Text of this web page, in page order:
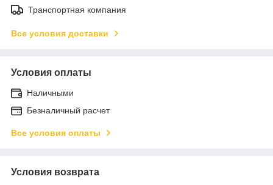
Транспортная компания
Все условия доставки
Условия оплаты
Наличными
Безналичный расчет
Все условия оплаты
Условия возврата